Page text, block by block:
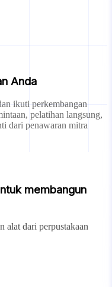
Anda
ikuti perkembangan
pelatihan langsung,
dari penawaran mitra
membangun
alat dari perpustakaan